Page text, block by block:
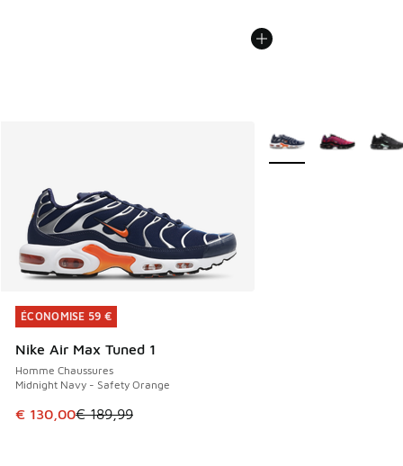
ÉCONOMISE 59 €
Nike Air Max Tuned 1
Homme Chaussures
Midnight Navy - Safety Orange
Cet article est en promotion. Prix en baisse de € 189,99 à
€ 130,00€ 189,99
ÉCONOMISE 59 €
Plus de couleurs